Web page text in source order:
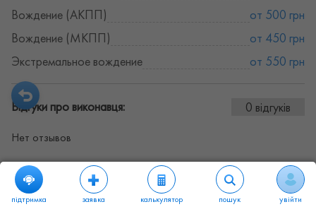
Вождение (АКПП)
от 500 грн
Вождение (МКПП)
от 450 грн
Экстремальное вождение
от 550 грн
Відгуки про виконавця: 0 відгуків
Нет отзывов
підтримка заявка калькулятор пошук увійти